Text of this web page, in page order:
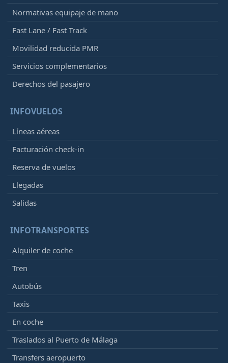
Normativas equipaje de mano
Fast Lane / Fast Track
Movilidad reducida PMR
Servicios complementarios
Derechos del pasajero
INFOVUELOS
Líneas aéreas
Facturación check-in
Reserva de vuelos
Llegadas
Salidas
INFOTRANSPORTES
Alquiler de coche
Tren
Autobús
Taxis
En coche
Traslados al Puerto de Málaga
Transfers aeropuerto